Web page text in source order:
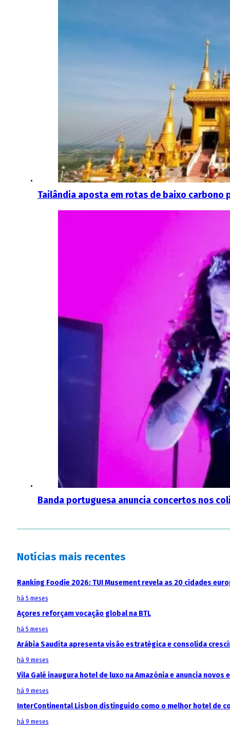
Tailândia aposta em rotas de baixo carbono
Banda portuguesa anuncia concertos nos
Notícias mais recentes
Ranking Foodie 2026: TUI Musement revela as 20 cidades
há 5 meses
Açores reforçam vocação global na BTL
há 5 meses
Arábia Saudita apresenta visão estratégica e consolida
há 9 meses
Vila Galé inaugura hotel de luxo na Amazónia e anuncia
há 9 meses
InterContinental Lisbon distinguido como o melhor hotel de
há 9 meses